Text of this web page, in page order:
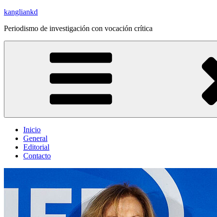
Saltar
contenido
kangliankd
Periodismo de investigación con vocación crítica
Inicio
General
Editorial
Contacto